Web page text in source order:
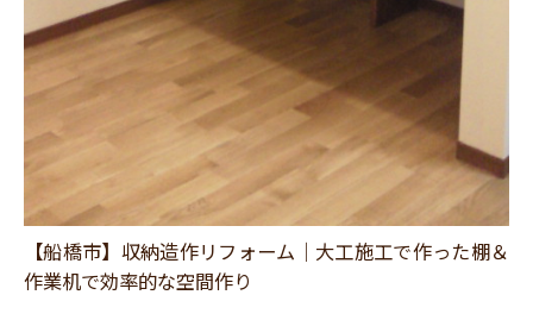
【船橋市】収納造作リフォーム｜大工施工で作った棚＆
作業机で効率的な空間作り